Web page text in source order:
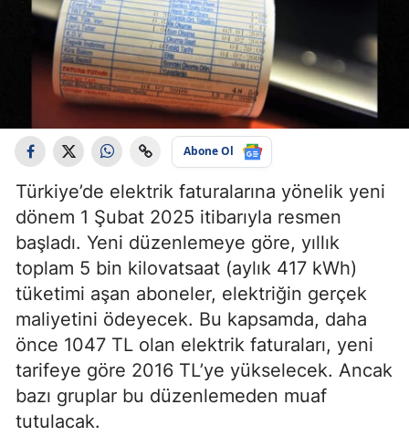
Abone Ol
Türkiye’de elektrik faturalarına yönelik yeni
dönem 1 Şubat 2025 itibarıyla resmen
başladı. Yeni düzenlemeye göre, yıllık
toplam 5 bin kilovatsaat (aylık 417 kWh)
tüketimi aşan aboneler, elektriğin gerçek
maliyetini ödeyecek. Bu kapsamda, daha
önce 1047 TL olan elektrik faturaları, yeni
tarifeye göre 2016 TL’ye yükselecek. Ancak
bazı gruplar bu düzenlemeden muaf
tutulacak.